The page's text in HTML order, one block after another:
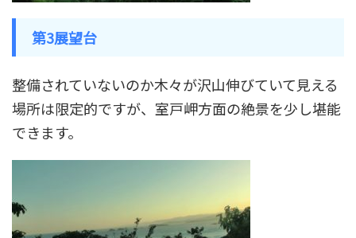
第3展望台
整備されていないのか木々が沢山伸びていて見える
場所は限定的ですが、室戸岬方面の絶景を少し堪能
できます。